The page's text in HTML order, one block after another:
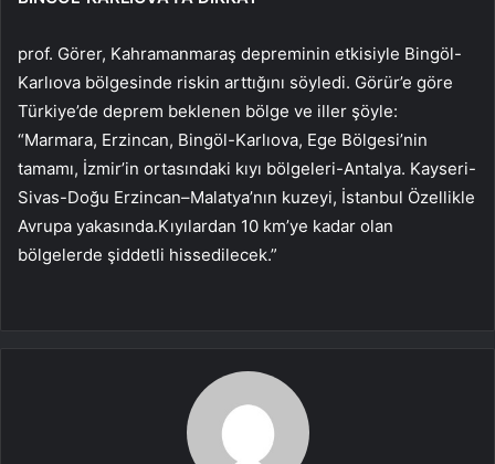
prof. Görer, Kahramanmaraş depreminin etkisiyle Bingöl-
Karlıova bölgesinde riskin arttığını söyledi. Görür’e göre
Türkiye’de deprem beklenen bölge ve iller şöyle:
“Marmara, Erzincan, Bingöl-Karlıova, Ege Bölgesi’nin
tamamı, İzmir’in ortasındaki kıyı bölgeleri-Antalya. Kayseri-
Sivas-Doğu Erzincan–Malatya’nın kuzeyi, İstanbul Özellikle
Avrupa yakasında.Kıyılardan 10 km’ye kadar olan
bölgelerde şiddetli hissedilecek.”